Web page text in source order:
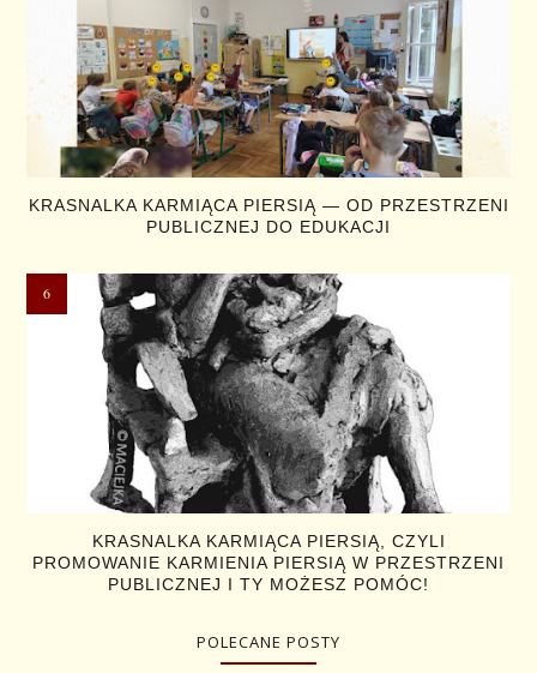
KRASNALKA KARMIĄCA PIERSIĄ — OD PRZESTRZENI
PUBLICZNEJ DO EDUKACJI
KRASNALKA KARMIĄCA PIERSIĄ, CZYLI
PROMOWANIE KARMIENIA PIERSIĄ W PRZESTRZENI
PUBLICZNEJ I TY MOŻESZ POMÓC!
POLECANE POSTY